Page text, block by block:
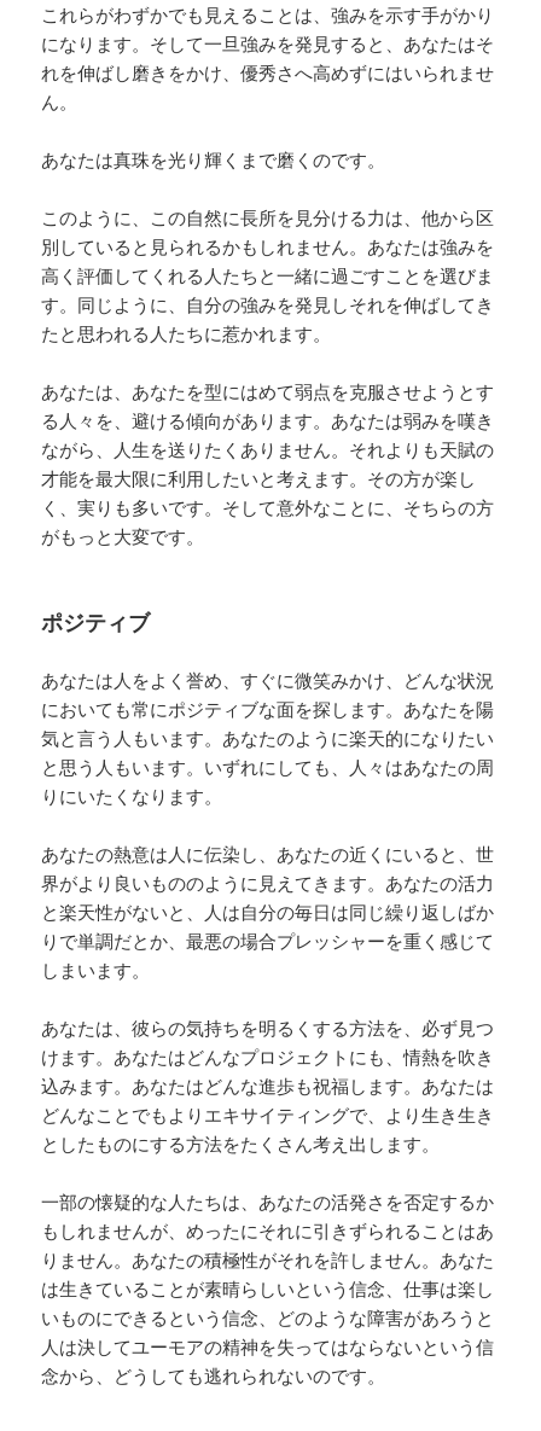
これらがわずかでも見えることは、強みを示す手がかり
になります。そして一旦強みを発見すると、あなたはそ
れを伸ばし磨きをかけ、優秀さへ高めずにはいられませ
ん。
あなたは真珠を光り輝くまで磨くのです。
このように、この自然に長所を見分ける力は、他から区
別していると見られるかもしれません。あなたは強みを
高く評価してくれる人たちと一緒に過ごすことを選びま
す。同じように、自分の強みを発見しそれを伸ばしてき
たと思われる人たちに惹かれます。
あなたは、あなたを型にはめて弱点を克服させようとす
る人々を、避ける傾向があります。あなたは弱みを嘆き
ながら、人生を送りたくありません。それよりも天賦の
才能を最大限に利用したいと考えます。その方が楽し
く、実りも多いです。そして意外なことに、そちらの方
がもっと大変です。
ポジティブ
あなたは人をよく誉め、すぐに微笑みかけ、どんな状況
においても常にポジティブな面を探します。あなたを陽
気と言う人もいます。あなたのように楽天的になりたい
と思う人もいます。いずれにしても、人々はあなたの周
りにいたくなります。
あなたの熱意は人に伝染し、あなたの近くにいると、世
界がより良いもののように見えてきます。あなたの活力
と楽天性がないと、人は自分の毎日は同じ繰り返しばか
りで単調だとか、最悪の場合プレッシャーを重く感じて
しまいます。
あなたは、彼らの気持ちを明るくする方法を、必ず見つ
けます。あなたはどんなプロジェクトにも、情熱を吹き
込みます。あなたはどんな進歩も祝福します。あなたは
どんなことでもよりエキサイティングで、より生き生き
としたものにする方法をたくさん考え出します。
一部の懐疑的な人たちは、あなたの活発さを否定するか
もしれませんが、めったにそれに引きずられることはあ
りません。あなたの積極性がそれを許しません。あなた
は生きていることが素晴らしいという信念、仕事は楽し
いものにできるという信念、どのような障害があろうと
人は決してユーモアの精神を失ってはならないという信
念から、どうしても逃れられないのです。